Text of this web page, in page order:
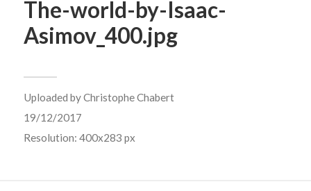
The-world-by-Isaac-
Asimov_400.jpg
Uploaded byChristophe Chabert
19/12/2017
Resolution: 400x283 px